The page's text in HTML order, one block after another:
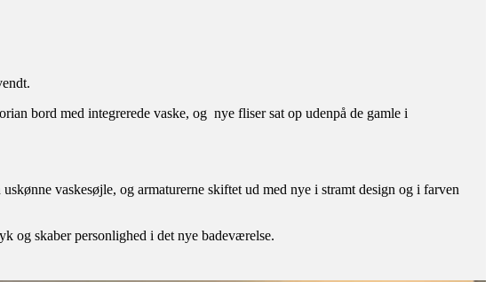
bord med integrerede vaske, og nye fliser sat op udenpå de gamle i
vaskesøjle, og armaturerne skiftet ud med nye i stramt design og i farven
og skaber personlighed i det nye badeværelse.